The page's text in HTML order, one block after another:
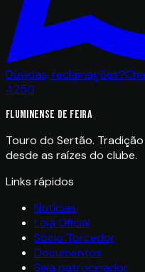
Dúvidas, reclamações?
4250
FLUMINENSE DE FEIRA
Touro do Sertão.
desde as raízes do clube.
Links rápidos
Notícias
Loja Oficial
Sócio Torcedor
Documentos
Seja patrocinador